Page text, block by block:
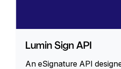
Lumin Sign API
An eSignature API